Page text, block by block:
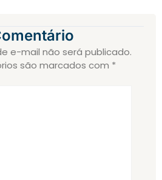
e-mail não será publicado.
são marcados com *